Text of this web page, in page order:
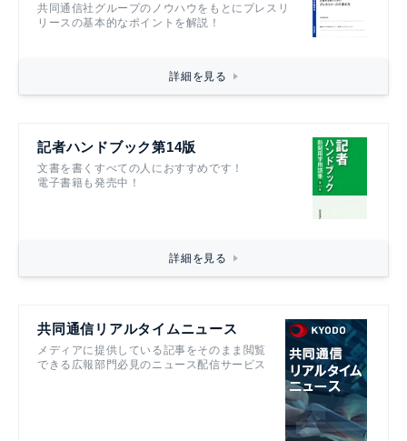
共同通信社グループのノウハウをもとにプレスリ
リースの基本的なポイントを解説！
詳細を見る
記者ハンドブック第14版
文書を書くすべての人におすすめです！
電子書籍も発売中！
詳細を見る
共同通信リアルタイムニュース
メディアに提供している記事をそのまま閲覧
できる広報部門必見のニュース配信サービス